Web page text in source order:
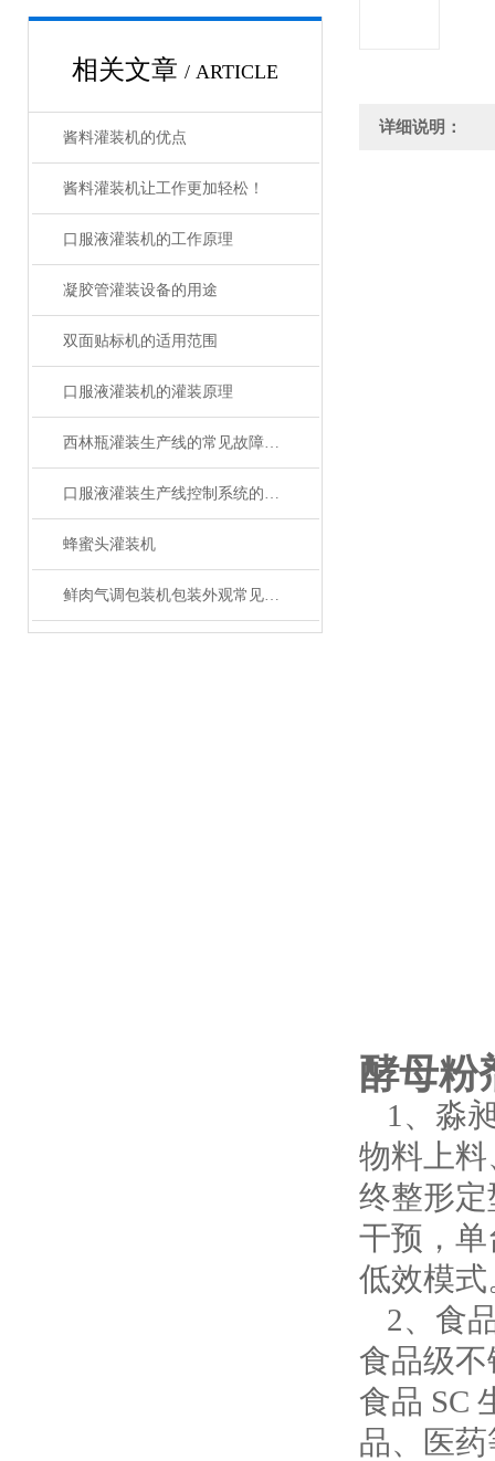
相关文章 / ARTICLE
酱料灌装机的优点
酱料灌装机让工作更加轻松！
口服液灌装机的工作原理
凝胶管灌装设备的用途
双面贴标机的适用范围
口服液灌装机的灌装原理
西林瓶灌装生产线的常见故障及解决方法有哪些？
口服液灌装生产线控制系统的设计与仿真
蜂蜜头灌装机
鲜肉气调包装机包装外观常见问题与处理方法
详细说明：
酵母粉
1、淼
物料上
终整形
干预，
低效模式
2、 食
食品级
食品 SC
品、医